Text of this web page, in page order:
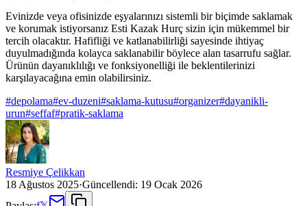
Evinizde veya ofisinizde eşyalarınızı sistemli bir biçimde saklamak
ve korumak istiyorsanız Esti Kazak Hurç sizin için mükemmel bir
tercih olacaktır. Hafifliği ve katlanabilirliği sayesinde ihtiyaç
duyulmadığında kolayca saklanabilir böylece alan tasarrufu sağlar.
Ürünün dayanıklılığı ve fonksiyonelliği ile beklentilerinizi
karşılayacağına emin olabilirsiniz.
#depolama#ev-duzeni#saklama-kutusu#organizer#dayanikli-
urun#seffaf#pratik-saklama
Resmiye Çelikkan
18 Ağustos 2025·Güncellendi: 19 Ocak 2026